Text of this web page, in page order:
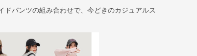
ドパンツの組み合わせで、今どきのカジュアルス